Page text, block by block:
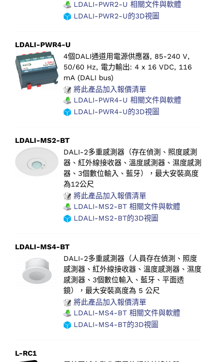
LDALI-PWR2-U 相關文件與軟體
LDALI-PWR2-U的3D視圖
LDALI-PWR4-U
4個DALI通道用電源供應器, 85-240 V,
50/60 Hz, 電力輸出: 4 x 16 VDC, 116
mA (DALI bus)
將此產品加入報價清單
LDALI-PWR4-U 相關文件與軟體
LDALI-PWR4-U的3D視圖
LDALI-MS2-BT
DALI-2多重感測器（存在偵測、照度感測
器、紅外線接收器、溫度感測器、濕度感測
器、3個數位輸入、藍牙），最大安裝高度
為12公尺
將此產品加入報價清單
LDALI-MS2-BT 相關文件與軟體
LDALI-MS2-BT的3D視圖
LDALI-MS4-BT
DALI-2多重感測器（人員存在偵測、照度
感測器、紅外線接收器、溫度感測器、濕度
感測器、3個數位輸入、藍牙、平面透
鏡），最大安裝高度為 5 公尺
將此產品加入報價清單
LDALI-MS4-BT 相關文件與軟體
LDALI-MS4-BT的3D視圖
L-RC1